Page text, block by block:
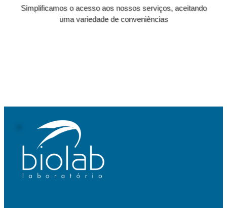
Simplificamos o acesso aos nossos serviços, aceitando
uma variedade de conveniências